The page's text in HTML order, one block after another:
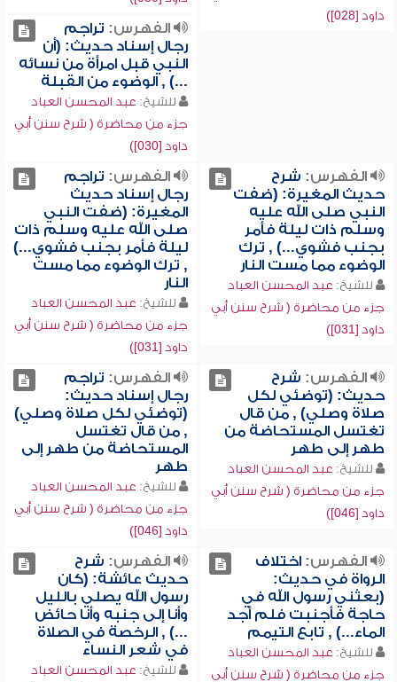
داود [028])
الفهرس: تراجم
رجال إسناد حديث: (أن
النبي قبل امرأة من نسائه
...) , الوضوء من القبلة
للشيخ: عبد المحسن العباد
جزء من محاضرة ( شرح سنن أبي
داود [030])
الفهرس: شرح
حديث المغيرة: (ضفت
النبي صلى الله عليه
وسلم ذات ليلة فأمر
بجنب فشوي...) , ترك
الوضوء مما مست النار
للشيخ: عبد المحسن العباد
جزء من محاضرة ( شرح سنن أبي
داود [031])
الفهرس: تراجم
رجال إسناد حديث
المغيرة: (ضفت النبي
صلى الله عليه وسلم ذات
ليلة فأمر بجنب فشوي...)
, ترك الوضوء مما مست
النار
للشيخ: عبد المحسن العباد
جزء من محاضرة ( شرح سنن أبي
داود [031])
الفهرس: شرح
حديث: (توضئي لكل
صلاة وصلي) , من قال
تغتسل المستحاضة من
طهر إلى طهر
للشيخ: عبد المحسن العباد
جزء من محاضرة ( شرح سنن أبي
داود [046])
الفهرس: تراجم
رجال إسناد حديث:
(توضئي لكل صلاة وصلي)
, من قال تغتسل
المستحاضة من طهر إلى
طهر
للشيخ: عبد المحسن العباد
جزء من محاضرة ( شرح سنن أبي
داود [046])
الفهرس:اختلاف
الرواة في حديث:
(بعثني رسول الله في
حاجة فأجنبت فلم أجد
الماء...) , تابع التيمم
للشيخ: عبد المحسن العباد
جزء من محاضرة ( شرح سنن أبي
الفهرس: شرح
حديث عائشة: (كان
رسول الله يصلي بالليل
وأنا إلى جنبه وأنا حائض
...) , الرخصة في الصلاة
في شعر النساء
للشيخ: عبد المحسن العباد